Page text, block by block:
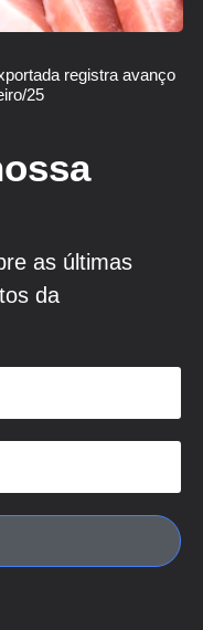
registra avanço
25
as últimas
da